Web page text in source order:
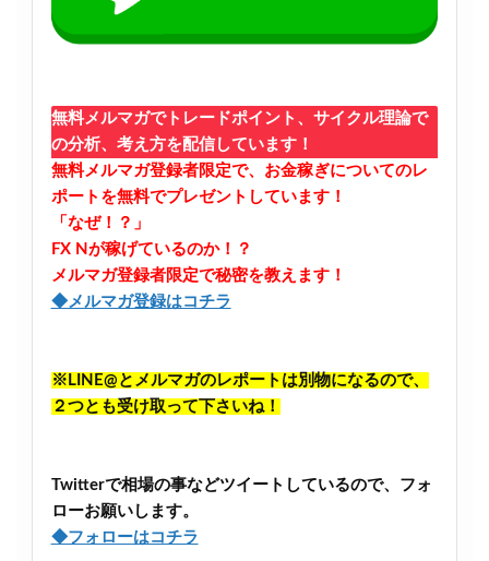
無料メルマガでトレードポイント、サイクル理論で
の分析、考え方を配信しています！
無料メルマガ登録者限定で、お金稼ぎについてのレ
ポートを無料でプレゼントしています！
「なぜ！？」
FX Nが稼げているのか！？
メルマガ登録者限定で秘密を教えます！
◆メルマガ登録はコチラ
※LINE@とメルマガのレポートは別物になるので、
２つとも受け取って下さいね！
Twitterで相場の事などツイートしているので、フォ
ローお願いします。
◆フォローはコチラ